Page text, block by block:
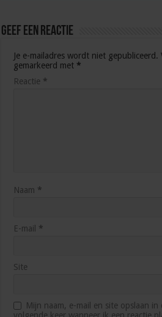
Geef een reactie
Je e-mailadres wordt niet gepubliceerd.
gemarkeerd met *
Reactie *
Naam *
E-mail *
Site
Mijn naam, e-mail en site opslaan